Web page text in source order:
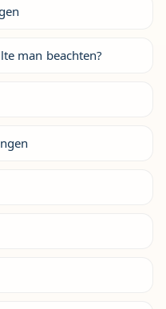
man beachten?